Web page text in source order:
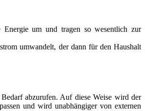
um und tragen so wesentlich zur
umwandelt, der dann für den Haushalt
abzurufen. Auf diese Weise wird der
und wird unabhängiger von externen